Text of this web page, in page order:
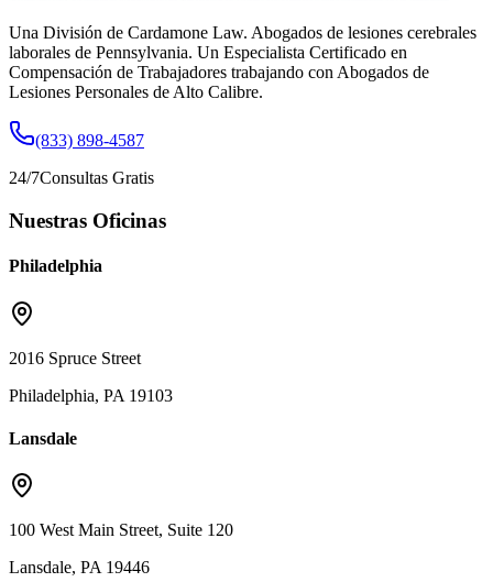
Una División de Cardamone Law. Abogados de lesiones cerebrales
laborales de Pennsylvania. Un Especialista Certificado en
Compensación de Trabajadores trabajando con Abogados de
Lesiones Personales de Alto Calibre.
(833) 898-4587
24/7Consultas Gratis
Nuestras Oficinas
Philadelphia
2016 Spruce Street
Philadelphia, PA 19103
Lansdale
100 West Main Street, Suite 120
Lansdale, PA 19446